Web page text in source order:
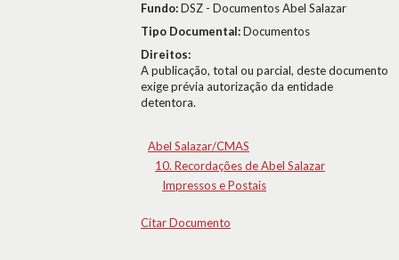
Fundo:DSZ - Documentos Abel Salazar
Tipo Documental:Documentos
Direitos:
A publicação, total ou parcial, deste documento
exige prévia autorização da entidade
detentora.
Abel Salazar/CMAS
10. Recordações de Abel Salazar
Impressos e Postais
Citar Documento